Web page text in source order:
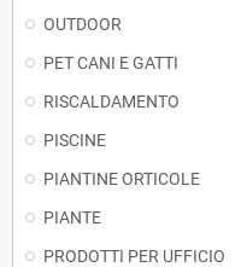
OUTDOOR
PET CANI E GATTI
RISCALDAMENTO
PISCINE
PIANTINE ORTICOLE
PIANTE
PRODOTTI PER UFFICIO